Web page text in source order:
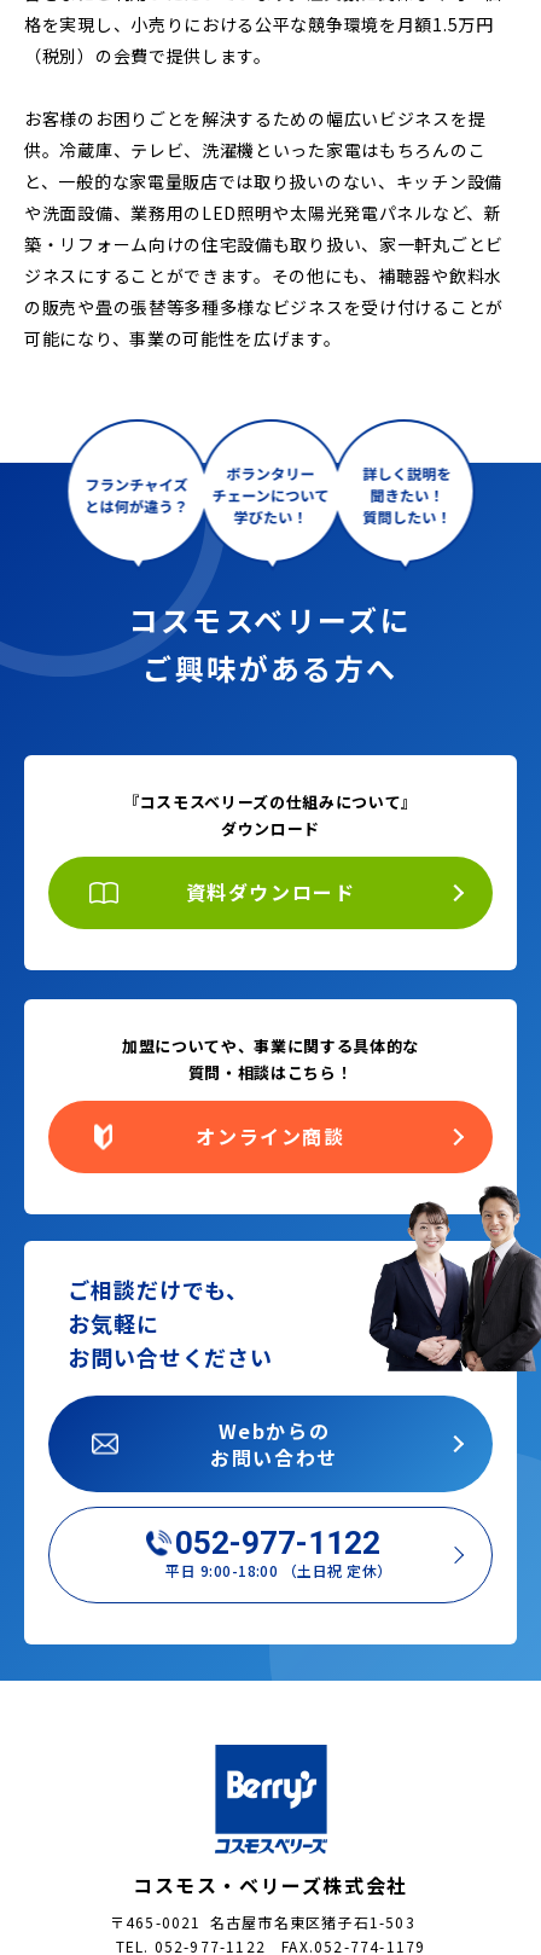
格を実現し、小売りにおける公平な競争環境を月額1.5万円
（税別）の会費で提供します。
お客様のお困りごとを解決するための幅広いビジネスを提
供。冷蔵庫、テレビ、洗濯機といった家電はもちろんのこ
と、一般的な家電量販店では取り扱いのない、キッチン設備
や洗面設備、業務用のLED照明や太陽光発電パネルなど、新
築・リフォーム向けの住宅設備も取り扱い、家一軒丸ごとビ
ジネスにすることができます。その他にも、補聴器や飲料水
の販売や畳の張替等多種多様なビジネスを受け付けることが
可能になり、事業の可能性を広げます。
コスモスベリーズに
ご興味がある方へ
『コスモスベリーズの仕組みについて』
ダウンロード
資料ダウンロード
加盟についてや、事業に関する具体的な
質問・相談はこちら！
オンライン商談
ご相談だけでも、
お気軽に
お問い合せください
052-977-1122
平日 9:00-18:00 （土日祝 定休）
Webからの
お問い合わせ
コスモス・ベリーズ株式会社
〒465-0021 名古屋市名東区猪子石1-503
TEL. 052-977-1122 FAX.052-774-1179